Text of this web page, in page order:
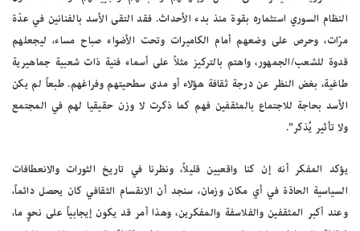
النظام السوري استثماره بقوة منذ بدء الأحداث. فقد التقى الأسد بالفنانين في عدّة
مرّات، وحرص على وضعهم أمام الكاميرات وتحت الأضواء صباح مساء، ليجعلهم
قدوة للشعب/الجمهور، واهتم بالتركيز مثلاً على أسماء فنية ذات شعبية جماهيرية
طاغية، بغض النظر عن درجة ثقافة هؤلاء أو مدى سطحيتهم وفراغهم. طبعاً لم يكن
الأسد بحاجة للاجتماع بالمثقفين فهم كما ذكرت لا وزن حقيقيا لهم في المجتمع
ولا تأثير يُذكر”.
يؤكد المفكر أنه إن كنا واقعيين قليلاً، ونظرنا في تاريخ الثورات والانعطافات
السياسية الحادّة في أي مكان وزمان، سنجد أن الانقسام الثقافي كان يحصل دائماً،
وعند أكبر المثقفين والفلاسفة والمفكرين، وهذا أمر قد يكون إيجابياً على نحوٍ ما،